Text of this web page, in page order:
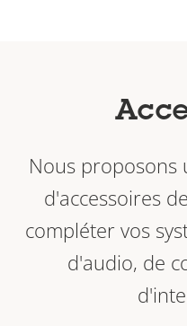
Nous proposons
d'accessoires
compléter vos
d'audio, de